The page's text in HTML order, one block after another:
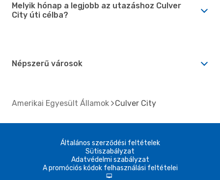
Melyik hónap a legjobb az utazáshoz Culver
City úti célba?
Népszerű városok
Amerikai Egyesült Államok Culver City
Általános szerződési feltételek
Sütiszabályzat
Adatvédelmi szabályzat
A promóciós kódok felhasználási feltételei
d